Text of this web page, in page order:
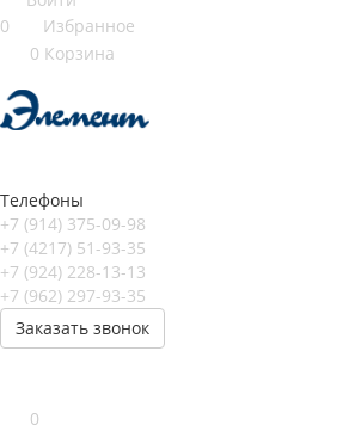
0
Избранное
0 Корзина
Телефоны
+7 (914) 375-09-98
+7 (4217) 51-93-35
+7 (924) 228-13-13
+7 (962) 297-93-35
Заказать звонок
0